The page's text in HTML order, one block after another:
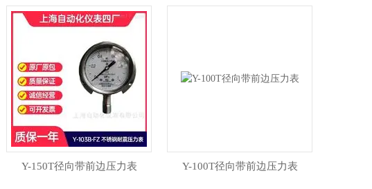
Y-150T径向带前边压力表 Y-100T径向带前边压力表